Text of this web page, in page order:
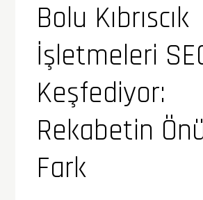
Bolu Kıbrıscık
İşletmeleri
Keşfediyor:
Rekabetin
Fark